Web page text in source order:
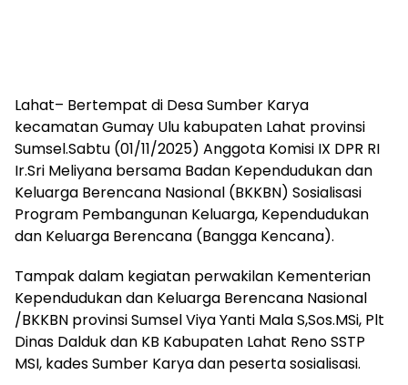
Lahat– Bertempat di Desa Sumber Karya
kecamatan Gumay Ulu kabupaten Lahat provinsi
Sumsel.Sabtu (01/11/2025) Anggota Komisi IX DPR RI
Ir.Sri Meliyana bersama Badan Kependudukan dan
Keluarga Berencana Nasional (BKKBN) Sosialisasi
Program Pembangunan Keluarga, Kependudukan
dan Keluarga Berencana (Bangga Kencana).
Tampak dalam kegiatan perwakilan Kementerian
Kependudukan dan Keluarga Berencana Nasional
/BKKBN provinsi Sumsel Viya Yanti Mala S,Sos.MSi, Plt
Dinas Dalduk dan KB Kabupaten Lahat Reno SSTP
MSI, kades Sumber Karya dan peserta sosialisasi.